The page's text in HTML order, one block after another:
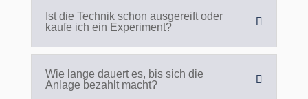
Ist die Technik schon ausgereift oder
kaufe ich ein Experiment?
Wie lange dauert es, bis sich die
Anlage bezahlt macht?